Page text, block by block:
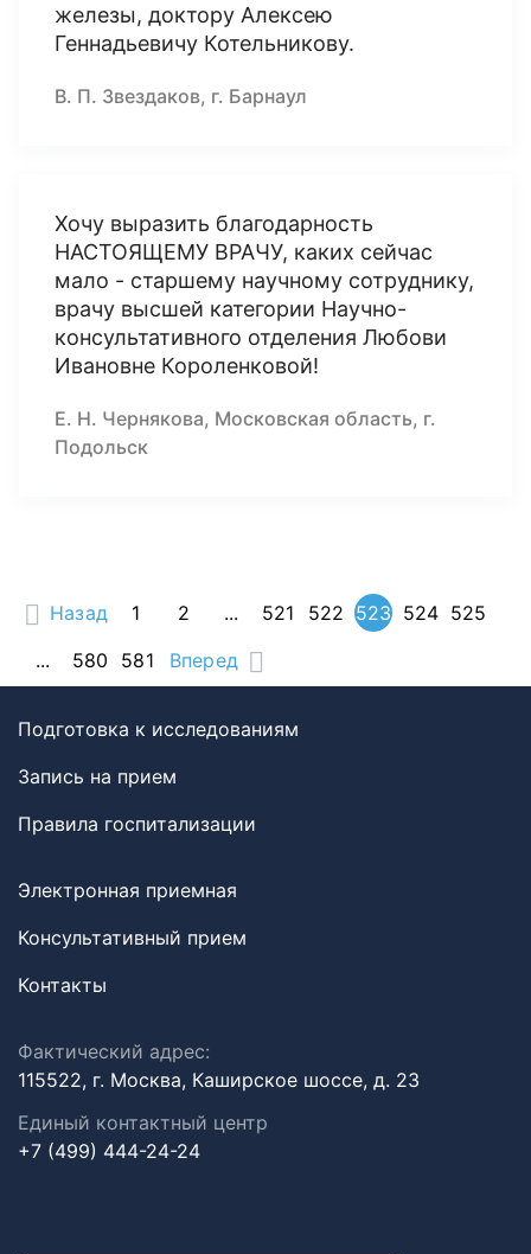
железы, доктору Алексею
Геннадьевичу Котельникову.
В. П. Звездаков, г. Барнаул
Хочу выразить благодарность
НАСТОЯЩЕМУ ВРАЧУ, каких сейчас
мало - старшему научному сотруднику,
врачу высшей категории Научно-
консультативного отделения Любови
Ивановне Короленковой!
Е. Н. Чернякова, Московская область, г.
Подольск
Назад 1 2 ... 521 522 523 524 525
...
580 581 Вперед
Подготовка к исследованиям
Запись на прием
Правила госпитализации
Электронная приемная
Консультативный прием
Контакты
Фактический адрес:
115522, г. Москва, Каширское шоссе, д. 23
Единый контактный центр
+7 (499) 444-24-24